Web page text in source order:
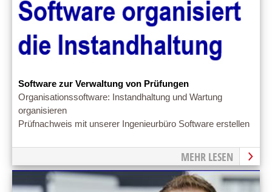
Software zur Verwaltung von Prüfungen
Organisationssoftware: Instandhaltung und Wartung
organisieren
Prüfnachweis mit unserer Ingenieurbüro Software erstellen
MEHR LESEN